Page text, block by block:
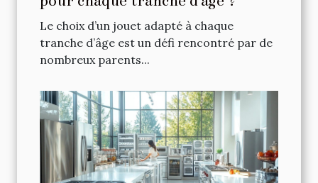
Le choix d’un jouet adapté à chaque
tranche d’âge est un défi rencontré par de
nombreux parents...